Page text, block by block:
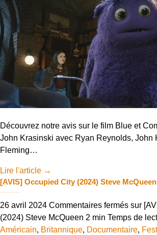
Découvrez notre avis sur le film Blue et
John Krasinski avec Ryan Reynolds, John
Fleming…
Lire l'article →
[AVIS] Occupied City (2024) Steve McQueen
26 avril 2024 Commentaires fermés sur
(2024) Steve McQueen 2 min Temps de
Américain, Britannique, Documentaire,